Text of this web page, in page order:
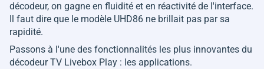
décodeur, on gagne en fluidité et en réactivité de l'interface.
Il faut dire que le modèle UHD86 ne brillait pas par sa
rapidité.
Passons à l'une des fonctionnalités les plus innovantes du
décodeur TV Livebox Play : les applications.